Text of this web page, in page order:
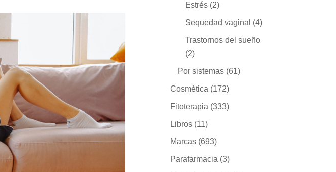
Estrés (2)
Sequedad vaginal (4)
Trastornos del sueño
(2)
Por sistemas (61)
Cosmética (172)
Fitoterapia (333)
Libros (11)
Marcas (693)
Parafarmacia (3)